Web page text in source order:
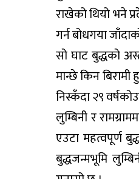
राखेको थियो भने
गर्न बोधगया
सो घाट बुद्धको
मान्छे किन बिरामी
निस्कँदा २९
लुम्बिनी र
एउटा महत्वपूर्ण
बुद्धजन्मभूमि